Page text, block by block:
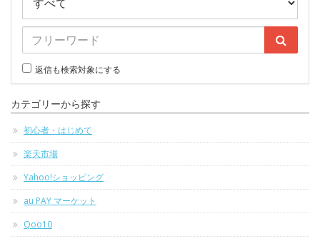
返信も検索対象にする
カテゴリーから探す
初心者・はじめて
楽天市場
Yahoo!ショッピング
au PAY マーケット
Qoo10